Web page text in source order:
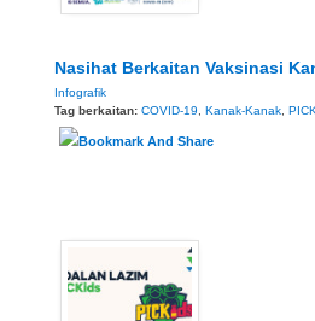
Nasihat Berkaitan Vaksinasi
Infografik
Tag berkaitan: COVID-19 Kanak-Kanak